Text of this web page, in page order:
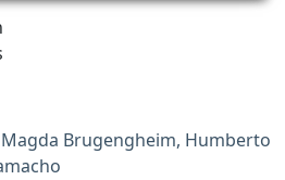
Brugengheim, Humberto